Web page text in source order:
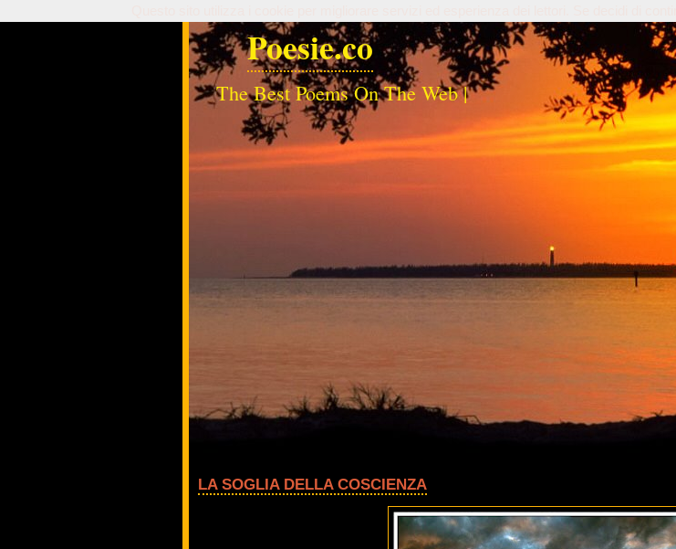
Poesie.co
The Best Poems On The Web |
LA SOGLIA DELLA COSCIENZA